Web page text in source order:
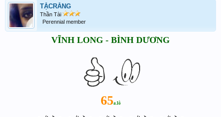
TẶCRĂNG
Thần Tài
Perennial member
VĨNH LONG - BÌNH DƯƠNG
65a.lô